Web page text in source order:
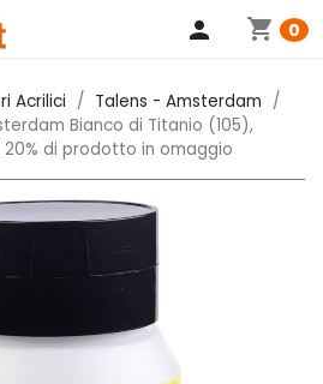
shopping_cart 0
person
Acrilici
Talens - Amsterdam
Bianco di Titanio (105),
di prodotto in omaggio